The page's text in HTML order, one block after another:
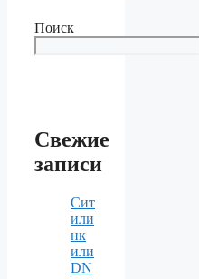
Поиск
Свежие
записи
Сит
или
нк
или
DN